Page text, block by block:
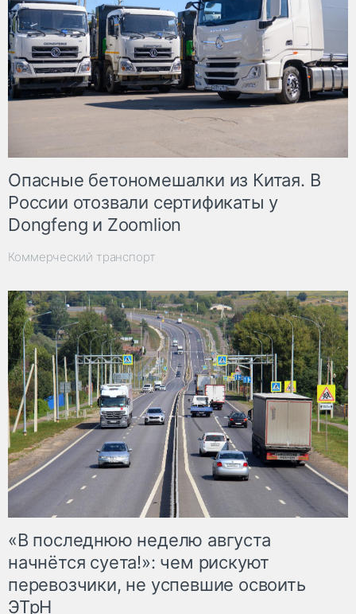
Опасные бетономешалки из Китая. В
России отозвали сертификаты у
Dongfeng и Zoomlion
Коммерческий транспорт
«В последнюю неделю августа
начнётся суета!»: чем рискуют
перевозчики, не успевшие освоить
ЭТрН